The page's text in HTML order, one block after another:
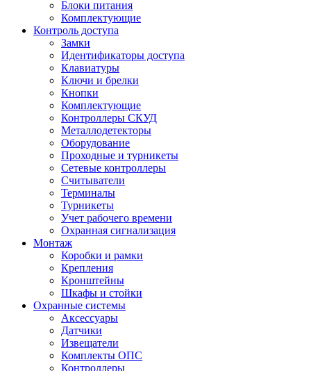
Блоки питания
Комплектующие
Контроль доступа
Замки
Идентификаторы доступа
Клавиатуры
Ключи и брелки
Кнопки
Комплектующие
Контроллеры СКУД
Металлодетекторы
Оборудование
Проходные и турникеты
Сетевые контроллеры
Считыватели
Терминалы
Турникеты
Учет рабочего времени
Охранная сигнализация
Монтаж
Коробки и рамки
Крепления
Кронштейны
Шкафы и стойки
Охранные системы
Аксессуары
Датчики
Извещатели
Комплекты ОПС
Контроллеры